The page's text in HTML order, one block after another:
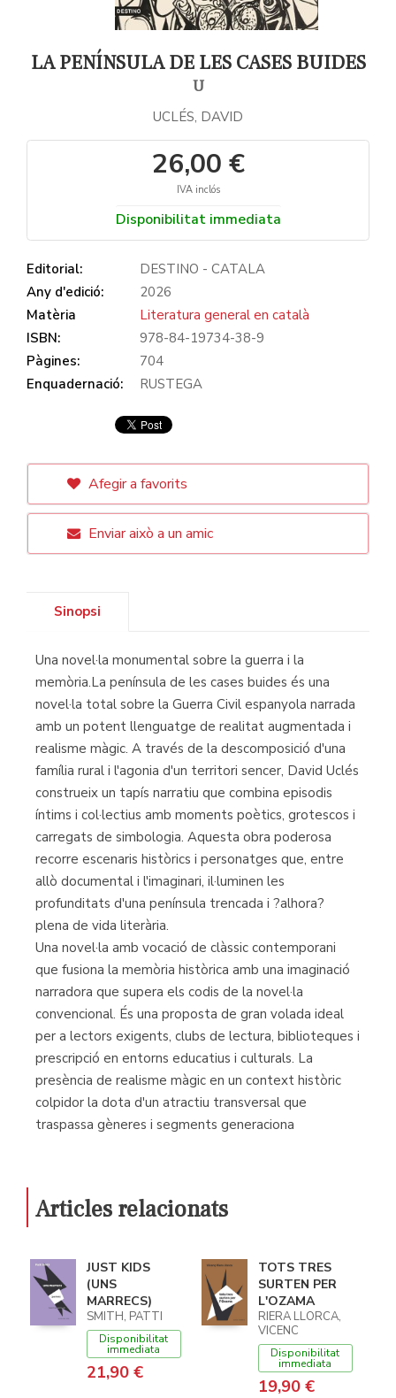
LA PENÍNSULA DE LES CASES BUIDES
U
UCLÉS, DAVID
26,00 €
IVA inclós
Disponibilitat immediata
Editorial:
DESTINO - CATALA
Any d'edició:
2026
Matèria
Literatura general en català
ISBN:
978-84-19734-38-9
Pàgines:
704
Enquadernació:
RUSTEGA
Afegir a favorits
Enviar això a un amic
Sinopsi
Una novel·la monumental sobre la guerra i la
memòria.La península de les cases buides és una
novel·la total sobre la Guerra Civil espanyola narrada
amb un potent llenguatge de realitat augmentada i
realisme màgic. A través de la descomposició d'una
família rural i l'agonia d'un territori sencer, David Uclés
construeix un tapís narratiu que combina episodis
íntims i col·lectius amb moments poètics, grotescos i
carregats de simbologia. Aquesta obra poderosa
recorre escenaris històrics i personatges que, entre
allò documental i l'imaginari, il·luminen les
profunditats d'una península trencada i ?alhora?
plena de vida literària.
Una novel·la amb vocació de clàssic contemporani
que fusiona la memòria històrica amb una imaginació
narradora que supera els codis de la novel·la
convencional. És una proposta de gran volada ideal
per a lectors exigents, clubs de lectura, biblioteques i
prescripció en entorns educatius i culturals. La
presència de realisme màgic en un context històric
colpidor la dota d'un atractiu transversal que
traspassa gèneres i segments generaciona
Articles relacionats
JUST KIDS
(UNS
MARRECS)
SMITH, PATTI
Disponibilitat
immediata
21,90 €
TOTS TRES
SURTEN PER
L'OZAMA
RIERA LLORCA,
VICENC
Disponibilitat
immediata
19,90 €